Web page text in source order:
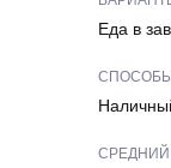
Еда в
СРЕДНИЙ